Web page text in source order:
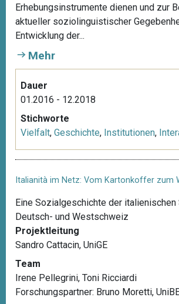
Erhebungsinstrumente dienen und zur
aktueller soziolinguistischer
Entwicklung der...
Mehr
Dauer
01.2016 - 12.2018
Stichworte
Vielfalt, Geschichte, Institutionen,
Italianità im Netz: Vom Kartonkoffer zum
Eine Sozialgeschichte der italienischen
Deutsch- und Westschweiz
Projektleitung
Sandro Cattacin, UniGE
Team
Irene Pellegrini, Toni Ricciardi
Forschungspartner: Bruno Moretti,